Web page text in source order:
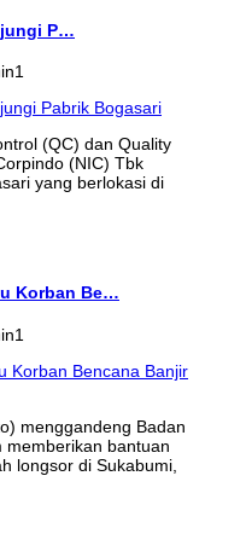
P…
(QC) dan Quality
(NIC) Tbk
yang berlokasi di
Korban Be…
menggandeng Badan
memberikan bantuan
longsor di Sukabumi,